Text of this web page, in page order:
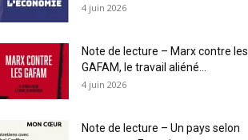
4 juin 2026
Note de lecture – Marx contre les
GAFAM, le travail aliéné...
4 juin 2026
Note de lecture – Un pays selon